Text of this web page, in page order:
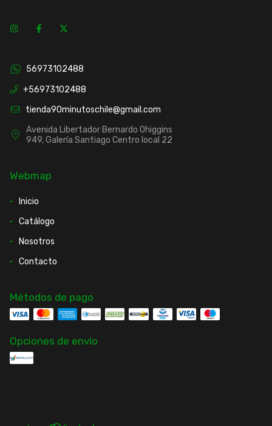
56973102488
+56973102488
tienda90minutoschile@gmail.com
Avenida Libertador Bernardo Ohiggins
949, Galería Santiago Centro local 22
Webmap
Inicio
Catálogo
Nosotros
Contacto
Métodos de pago
Opciones de envío